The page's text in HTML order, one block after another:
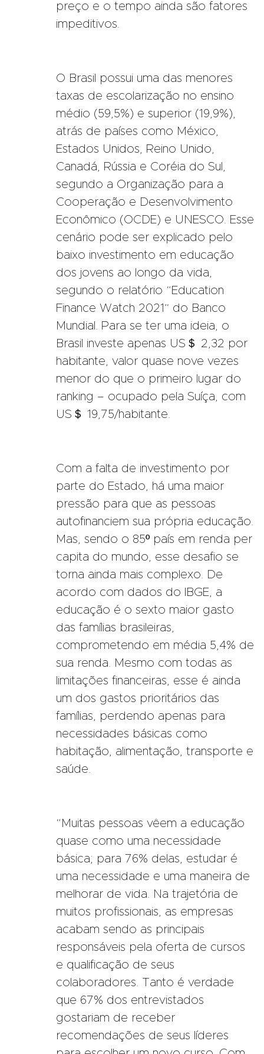
preço e o tempo ainda são fatores
impeditivos.
O Brasil possui uma das menores
taxas de escolarização no ensino
médio (59,5%) e superior (19,9%),
atrás de países como México,
Estados Unidos, Reino Unido,
Canadá, Rússia e Coréia do Sul,
segundo a Organização para a
Cooperação e Desenvolvimento
Econômico (OCDE) e UNESCO. Esse
cenário pode ser explicado pelo
baixo investimento em educação
dos jovens ao longo da vida,
segundo o relatório “Education
Finance Watch 2021” do Banco
Mundial. Para se ter uma ideia, o
Brasil investe apenas US＄ 2,32 por
habitante, valor quase nove vezes
menor do que o primeiro lugar do
ranking – ocupado pela Suíça, com
US＄ 19,75/habitante.
Com a falta de investimento por
parte do Estado, há uma maior
pressão para que as pessoas
autofinanciem sua própria educação.
Mas, sendo o 85º país em renda per
capita do mundo, esse desafio se
torna ainda mais complexo. De
acordo com dados do IBGE, a
educação é o sexto maior gasto
das famílias brasileiras,
comprometendo em média 5,4% de
sua renda. Mesmo com todas as
limitações financeiras, esse é ainda
um dos gastos prioritários das
famílias, perdendo apenas para
necessidades básicas como
habitação, alimentação, transporte e
saúde.
“Muitas pessoas vêem a educação
quase como uma necessidade
básica; para 76% delas, estudar é
uma necessidade e uma maneira de
melhorar de vida. Na trajetória de
muitos profissionais, as empresas
acabam sendo as principais
responsáveis pela oferta de cursos
e qualificação de seus
colaboradores. Tanto é verdade
que 67% dos entrevistados
gostariam de receber
recomendações de seus líderes